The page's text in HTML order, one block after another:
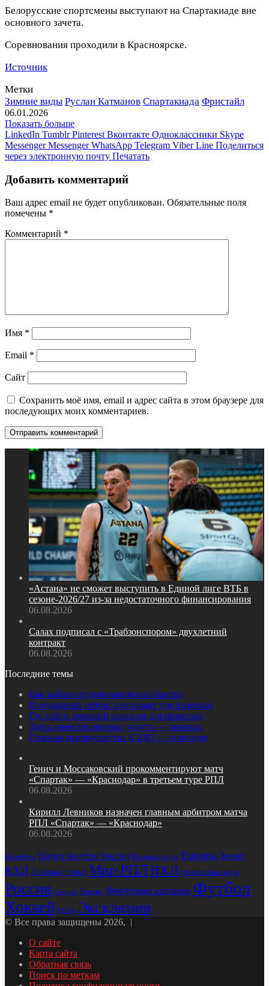
Белорусские спортсмены выступают на Спартакиаде вне
основного зачета.
Соревнования проходили в Красноярске.
Источник
Метки
Зимние виды Руслан Катманов Спартакиада Фристайл
06.01.2026
Показать больше
LinkedIn Tumblr Pinterest Вконтакте Одноклассники Skype
Messenger Messenger WhatsApp Telegram Viber Line Поделиться
через электронную почту Печатать
Добавить комментарий
Ваш адрес email не будет опубликован. Обязательные поля
помечены *
Комментарий *
Имя *
Email *
Сайт
Сохранить моё имя, email и адрес сайта в этом браузере для
последующих моих комментариев.
«Астана» не сможет выступить в Единой лиге ВТБ в
сезоне‑2026/27 из‑за недостаточного финансирования
06.08.2026
Салах подписал с «Трабзонспором» двухлетний
контракт
06.08.2026
Последние темы
Как найти сегодня пансионат быстро
Популярный сейчас пансионат для пожилых
Где найти хороший пансион для пожилых
Здесь инвестиционные услуги — помощь
Главные преимущества КЭДО — описание
Генич и Моссаковский прокомментируют матч
«Спартак» — «Краснодар» в третьем туре РПЛ
06.08.2026
Кирилл Левников назначен главным арбитром матча
РПЛ «Спартак» — «Краснодар»
06.08.2026
Баскетбол Видео (внутри текста) Водные виды Европа Зенит
КХЛ Лыжные гонки Мир РПЛНХЛ Олимпийские игры
Россия Спартак Теннис Фигурное катание Футбол
Хоккей ЦСКА Эксклюзив
© Все права защищены 2026, |
О сайте
Карта сайта
Обратная связь
Поиск по меткам